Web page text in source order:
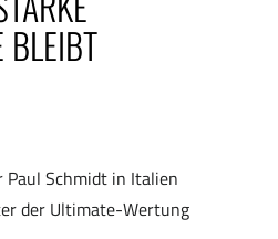
BLEIBT
Schmidt in Italien
der Ultimate-Wertung